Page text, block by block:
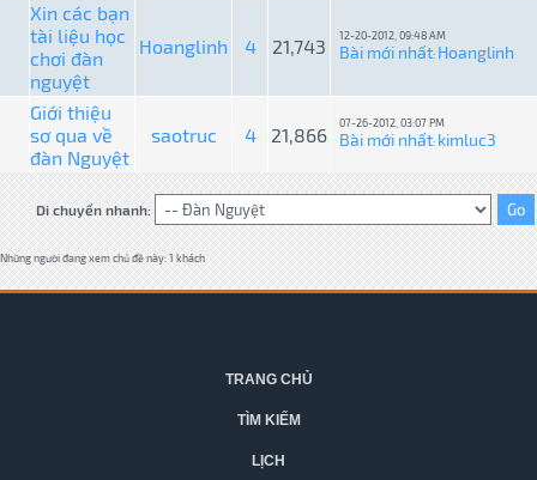
Xin các bạn
tài liệu học
chơi đàn
nguyệt
Hoanglinh 4 21,743 12-20-2012, 09:48 AM
Bài mới nhất: Hoanglinh
Giới thiệu
sơ qua về
đàn Nguyệt
saotruc 4 21,866
07-26-2012, 03:07 PM
Bài mới nhất: kimluc3
Di chuyển nhanh:
Những người đang xem chủ đề này: 1 khách
TRANG CHỦ
TÌM KIẾM
LỊCH